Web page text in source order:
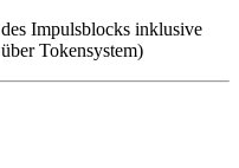
Impulsblocks inklusive
Tokensystem)